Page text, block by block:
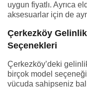
uygun fiyatlı. Ayrıca
aksesuarlar için de
Çerkezköy
Seçenekleri
Çerkezköy’deki
birçok model
vücuda sahipseniz